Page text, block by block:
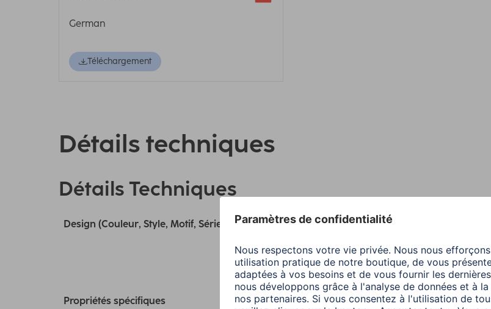
German
Téléchargement
Détails techniques
Détails Techniques
Design (Couleur, Style, Motif, Série) Indice de rendu des couleurs
Température de couleur
Propriétés spécifiques Alimentation en mode marche (Pon) :